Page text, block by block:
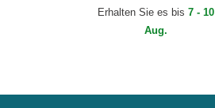
Frame der New York
Yankees MLB von New
Erhalten Sie es bis 7 - 10
Aug.